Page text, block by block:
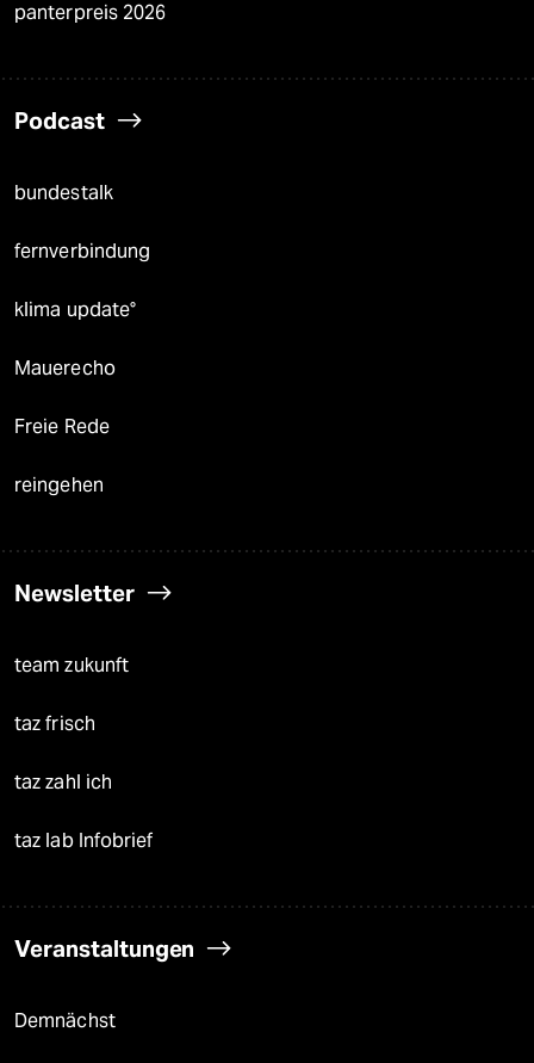
panterpreis 2026
Podcast
bundestalk
fernverbindung
klima update°
Mauerecho
Freie Rede
reingehen
Newsletter
team zukunft
taz frisch
taz zahl ich
taz lab Infobrief
Veranstaltungen
Demnächst